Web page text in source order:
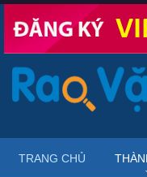
TRANG CHỦ